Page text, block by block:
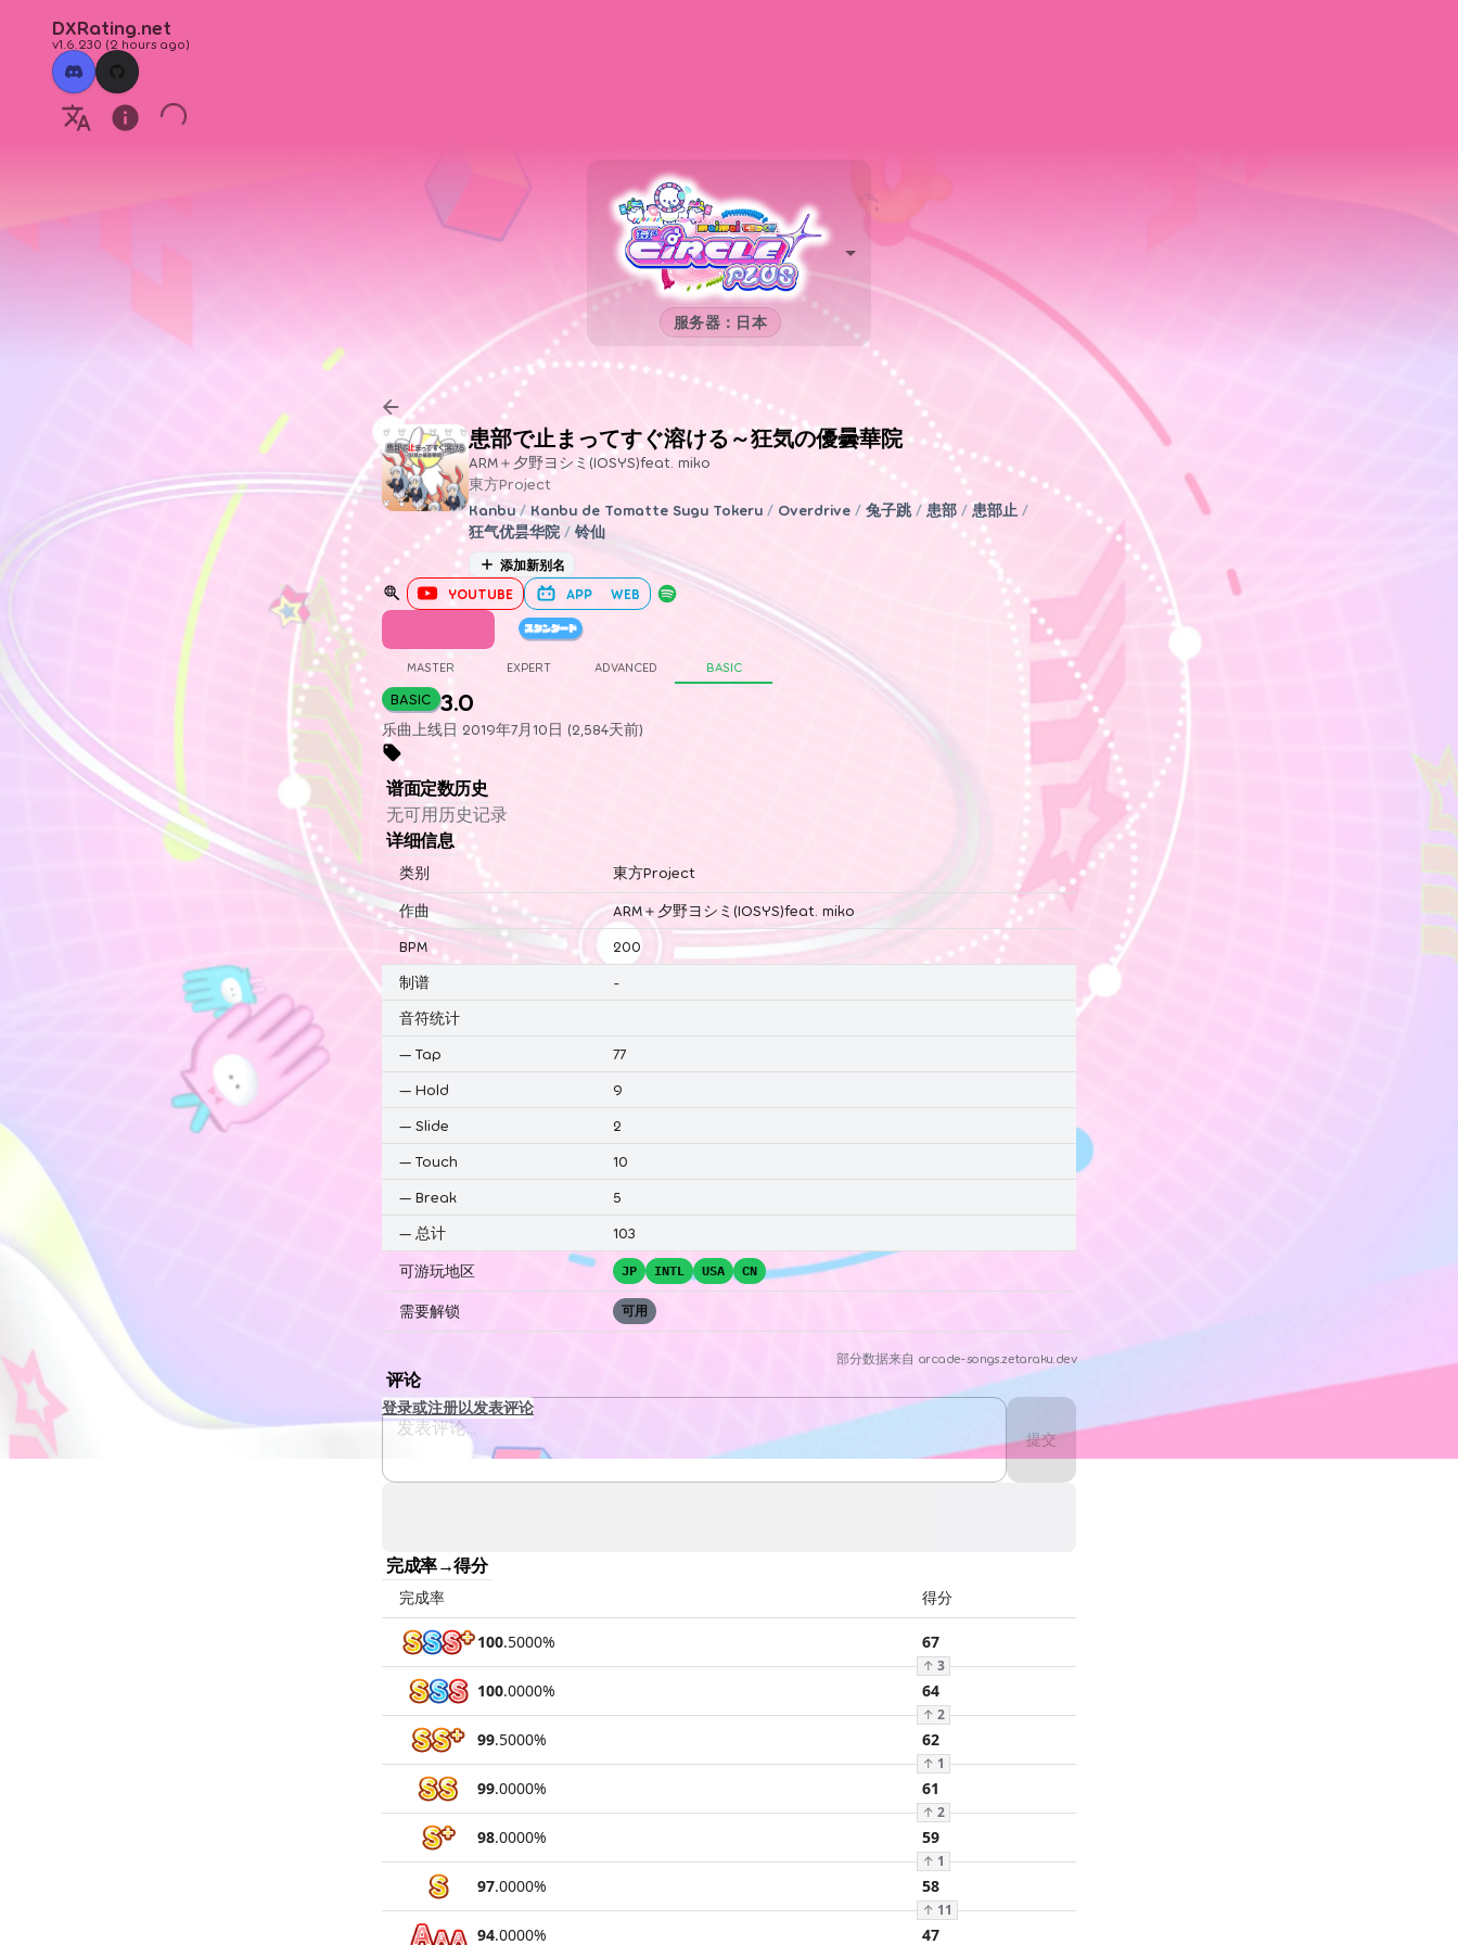
DXRating.net
v1.6.230 (2 hours ago)
服务器：日本
患部で止まってすぐ溶ける～狂気の優曇華院
ARM＋夕野ヨシミ(IOSYS)feat. miko
東方Project
Kanbu / Kanbu de Tomatte Sugu Tokeru / Overdrive / 兔子跳 / 患部 / 患部止 /
狂气优昙华院 / 铃仙
添加新别名
YOUTUBE APP WEB
MASTER EXPERT ADVANCED BASIC
BASIC 3.0
乐曲上线日 2019年7月10日 (2,584天前)
谱面定数历史
无可用历史记录
详细信息
类别 東方Project
作曲
ARM＋夕野ヨシミ(IOSYS)feat. miko
BPM
200
制谱
-
音符统计
— Tap
77
— Hold
9
— Slide
2
— Touch
10
— Break
5
— 总计 103
可游玩地区 JP INTL USA CN
需要解锁 可用
部分数据来自 arcade-songs.zetaraku.dev
评论
提交
登录或注册以发表评论
完成率→得分
完成率 得分
100.5000% 67
↑ 3
100.0000% 64
↑ 2
99.5000% 62
↑ 1
99.0000% 61
↑ 2
98.0000% 59
↑ 1
97.0000% 58
↑ 11
94.0000% 47